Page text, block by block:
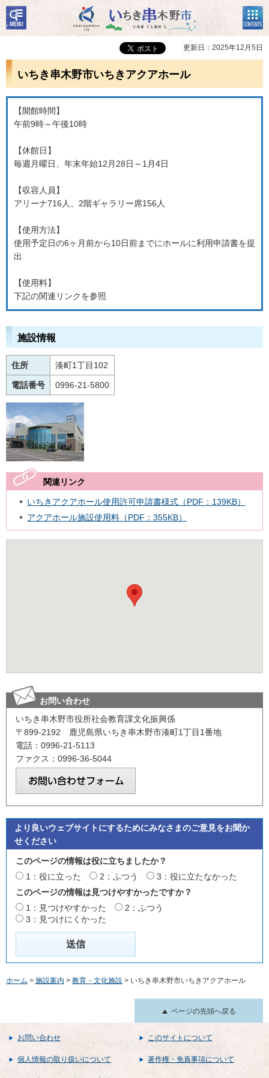
いちき串木野市
検
索・
共通
コン
テン
ツメ
ニュ
更新日：2025年12月5日
いちき串木野市いちきアクアホール
【開館時間】
午前9時～午後10時
【休館日】
毎週月曜日、年末年始12月28日～1月4日
【収容人員】
アリーナ716人、2階ギャラリー席156人
【使用方法】
使用予定日の6ヶ月前から10日前までにホールに利用申請書を提
出
【使用料】
下記の関連リンクを参照
施設情報
住所 湊町1丁目102
電話番号 0996-21-5800
関連リンク
いちきアクアホール使用許可申請書様式（PDF：139KB）
アクアホール施設使用料（PDF：355KB）
お問い合わせ
いちき串木野市役所社会教育課文化振興係
〒899-2192 鹿児島県いちき串木野市湊町1丁目1番地
電話：0996-21-5113
ファクス：0996-36-5044
より良いウェブサイトにするためにみなさまのご意見をお聞か
せください
このページの情報は役に立ちましたか？
1：役に立った
2：ふつう
3：役に立たなかった
このページの情報は見つけやすかったですか？
1：見つけやすかった
2：ふつう
3：見つけにくかった
ホーム > 施設案内 > 教育・文化施設 > いちき串木野市いちきアクアホール
ページの先頭へ戻る
お問い合わせ このサイトについて
個人情報の取り扱いについて 著作権・免責事項について